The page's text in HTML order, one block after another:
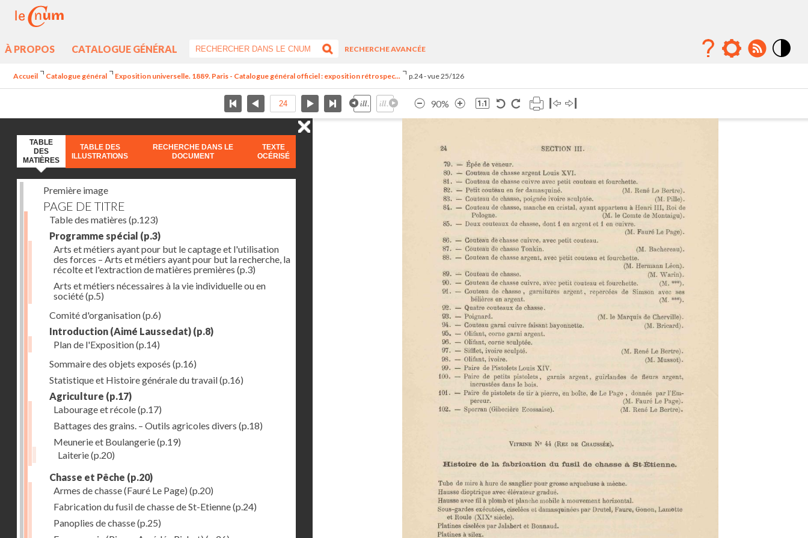
À PROPOS CATALOGUE GÉNÉRAL
RECHERCHE AVANCÉE
Accueil Catalogue général Exposition universelle. 1889. Paris - Catalogue général officiel : exposition rétrospec... p.24 - vue 25/126
90%
TABLE
DES
MATIÈRES
TABLE DES
ILLUSTRATIONS
RECHERCHE DANS LE
DOCUMENT
TEXTE
OCÉRISÉ
Première image
PAGE DE TITRE
Table des matières (p.123)
Programme spécial (p.3)
Arts et métiers ayant pour but le captage et l'utilisation
des forces – Arts et métiers ayant pour but la recherche, la
récolte et l'extraction de matières premières (p.3)
Arts et métiers nécessaires à la vie individuelle ou en
société(p.5)
Comité d'organisation(p.6)
Introduction (Aimé Laussedat) (p.8)
Plan de l'Exposition(p.14)
Sommaire des objets exposés (p.16)
Statistique et Histoire générale du travail(p.16)
Agriculture (p.17)
Labourage et récole(p.17)
Battages des grains. – Outils agricoles divers (p.18)
Meunerie et Boulangerie(p.19)
Laiterie(p.20)
Chasse et Pêche (p.20)
Armes de chasse (Fauré Le Page) (p.20)
Fabrication du fusil de chasse de St-Etienne(p.24)
Panoplies de chasse(p.25)